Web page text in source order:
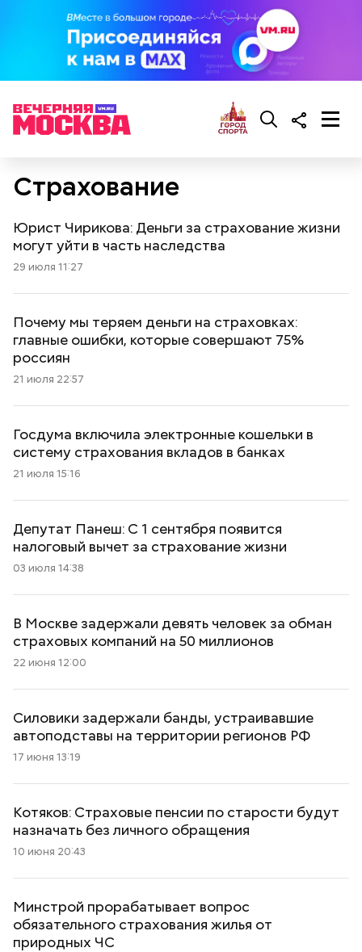
Страхование
Юрист Чирикова: Деньги за страхование жизни
могут уйти в часть наследства
29 июля 11:27
Почему мы теряем деньги на страховках:
главные ошибки, которые совершают 75%
россиян
21 июля 22:57
Госдума включила электронные кошельки в
систему страхования вкладов в банках
21 июля 15:16
Депутат Панеш: С 1 сентября появится
налоговый вычет за страхование жизни
03 июля 14:38
В Москве задержали девять человек за обман
страховых компаний на 50 миллионов
22 июня 12:00
Силовики задержали банды, устраивавшие
автоподставы на территории регионов РФ
17 июня 13:19
Котяков: Страховые пенсии по старости будут
назначать без личного обращения
10 июня 20:43
Минстрой прорабатывает вопрос
обязательного страхования жилья от
природных ЧС